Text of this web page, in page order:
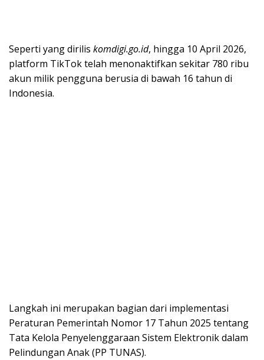
Seperti yang dirilis komdigi.go.id, hingga 10 April 2026,
platform TikTok telah menonaktifkan sekitar 780 ribu
akun milik pengguna berusia di bawah 16 tahun di
Indonesia.
Langkah ini merupakan bagian dari implementasi
Peraturan Pemerintah Nomor 17 Tahun 2025 tentang
Tata Kelola Penyelenggaraan Sistem Elektronik dalam
Pelindungan Anak (PP TUNAS).